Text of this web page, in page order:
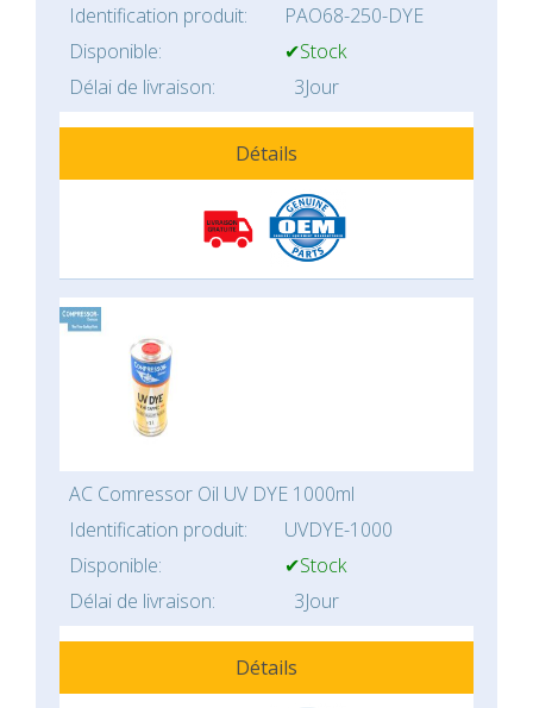
Identification produit:
PAO68-250-DYE
Disponible:
✔Stock
Délai de livraison:
3Jour
Détails
AC Comressor Oil UV DYE 1000ml
Identification produit:
UVDYE-1000
Disponible:
✔Stock
Délai de livraison:
3Jour
Détails